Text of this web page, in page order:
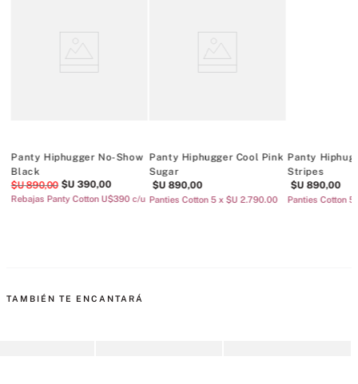
Panty Hiphugger No-Show
Black
$U 890,00 $U 390,00
Rebajas Panty Cotton U$390 c/u
Panty Hiphugger Cool Pink
Sugar
$U 890,00
Panties Cotton 5 x $U 2.790.00
Panty
Stripes
$U 890,00
Panties Cotton
TAMBIÉN TE ENCANTARÁ